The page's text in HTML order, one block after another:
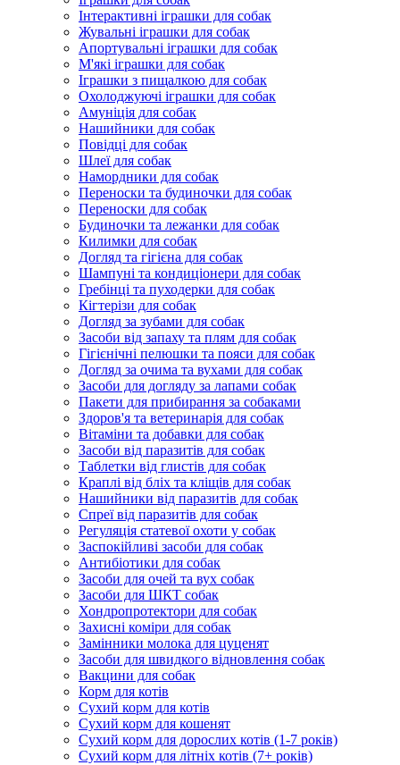
Інтерактивні іграшки для собак
Жувальні іграшки для собак
Апортувальні іграшки для собак
М'які іграшки для собак
Іграшки з пищалкою для собак
Охолоджуючі іграшки для собак
Амуніція для собак
Нашийники для собак
Повідці для собак
Шлеї для собак
Намордники для собак
Переноски та будиночки для собак
Переноски для собак
Будиночки та лежанки для собак
Килимки для собак
Догляд та гігієна для собак
Шампуні та кондиціонери для собак
Гребінці та пуходерки для собак
Кігтерізи для собак
Догляд за зубами для собак
Засоби від запаху та плям для собак
Гігієнічні пелюшки та пояси для собак
Догляд за очима та вухами для собак
Засоби для догляду за лапами собак
Пакети для прибирання за собаками
Здоров'я та ветеринарія для собак
Вітаміни та добавки для собак
Засоби від паразитів для собак
Таблетки від глистів для собак
Краплі від бліх та кліщів для собак
Нашийники від паразитів для собак
Спреї від паразитів для собак
Регуляція статевої охоти у собак
Заспокійливі засоби для собак
Антибіотики для собак
Засоби для очей та вух собак
Засоби для ШКТ собак
Хондропротектори для собак
Захисні коміри для собак
Замінники молока для цуценят
Засоби для швидкого відновлення собак
Вакцини для собак
Корм для котів
Сухий корм для котів
Сухий корм для кошенят
Сухий корм для дорослих котів (1-7 років)
Сухий корм для літніх котів (7+ років)